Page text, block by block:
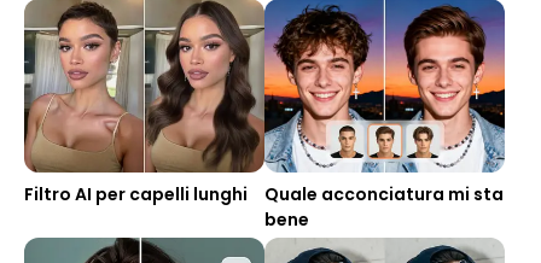
Filtro AI per capelli lunghi
Quale acconciatura mi sta
bene